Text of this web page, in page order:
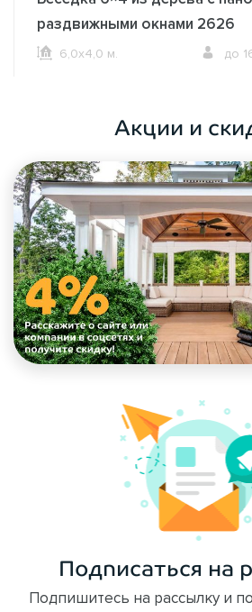
раздвижными окнами 2626
6,0х4,0 м. до
Акции и
Подписаться на
Подпишитесь на рассылку и